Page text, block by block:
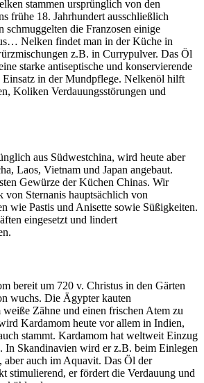
stammen ursprünglich von den
frühe 18. Jahrhundert ausschließlich
schmuggelten die Franzosen einige
Nelken findet man in der Küche in
z.B. in Currypulver. Das Öl
starke antiseptische und konservierende
in der Mundpflege. Nelkenöl hilft
Koliken Verdauungsstörungen und
aus Südwestchina, wird heute aber
Laos, Vietnam und Japan angebaut.
Gewürze der Küchen Chinas. Wir
von Sternanis hauptsächlich von
wie Pastis und Anisette sowie Süßigkeiten.
eingesetzt und lindert
bereit um 720 v. Christus in den Gärten
wuchs. Die Ägypter kauten
Zähne und einen frischen Atem zu
Kardamom heute vor allem in Indien,
stammt. Kardamom hat weltweit Einzug
In Skandinavien wird er z.B. beim Einlegen
aber auch im Aquavit. Das Öl der
stimulierend, er fördert die Verdauung und